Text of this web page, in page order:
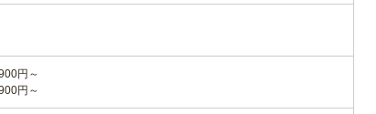
円～
円～